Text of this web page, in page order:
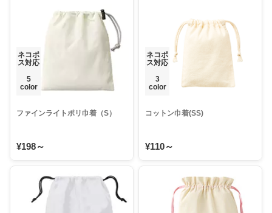
ネコポ
ス対応
5
color
ファインライトポリ巾着（S）
¥198～
ネコポ
ス対応
3
color
コットン巾着(SS)
¥110～